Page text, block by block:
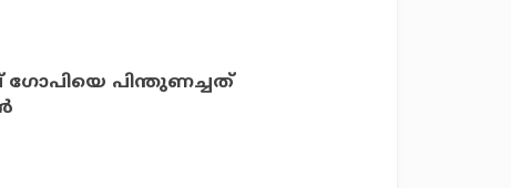
ഗോപിയെ പിന്തുണച്ചത്